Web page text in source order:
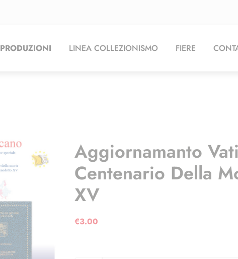
PRODUZIONI LINEA COLLEZIONISMO FIERE
Aggiornamanto
Centenario Della
XV
€3.00